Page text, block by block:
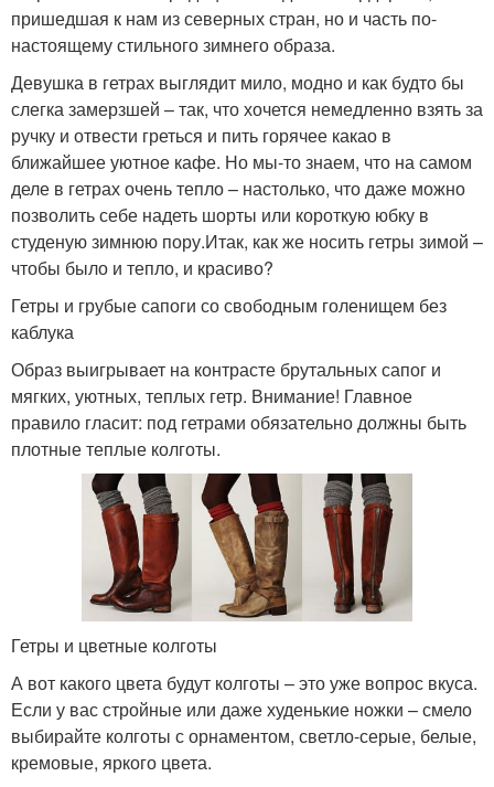
пришедшая к нам из северных стран, но и часть по-
настоящему стильного зимнего образа.
Девушка в гетрах выглядит мило, модно и как будто бы
слегка замерзшей – так, что хочется немедленно взять за
ручку и отвести греться и пить горячее какао в
ближайшее уютное кафе. Но мы-то знаем, что на самом
деле в гетрах очень тепло – настолько, что даже можно
позволить себе надеть шорты или короткую юбку в
студеную зимнюю пору.Итак, как же носить гетры зимой –
чтобы было и тепло, и красиво?
Гетры и грубые сапоги со свободным голенищем без
каблука
Образ выигрывает на контрасте брутальных сапог и
мягких, уютных, теплых гетр. Внимание! Главное
правило гласит: под гетрами обязательно должны быть
плотные теплые колготы.
Гетры и цветные колготы
А вот какого цвета будут колготы – это уже вопрос вкуса.
Если у вас стройные или даже худенькие ножки – смело
выбирайте колготы с орнаментом, светло-серые, белые,
кремовые, яркого цвета.